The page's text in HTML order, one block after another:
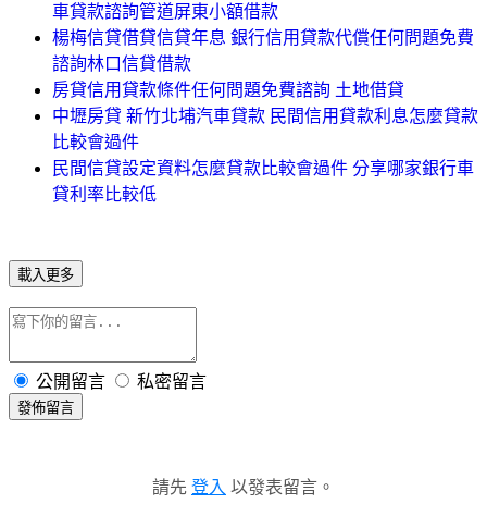
車貸款諮詢管道屏東小額借款
楊梅信貸借貸信貸年息 銀行信用貸款代償任何問題免費
諮詢林口信貸借款
房貸信用貸款條件任何問題免費諮詢 土地借貸
中壢房貸 新竹北埔汽車貸款 民間信用貸款利息怎麼貸款
比較會過件
民間信貸設定資料怎麼貸款比較會過件 分享哪家銀行車
貸利率比較低
載入更多
公開留言 私密留言
發佈留言
請先 登入 以發表留言。